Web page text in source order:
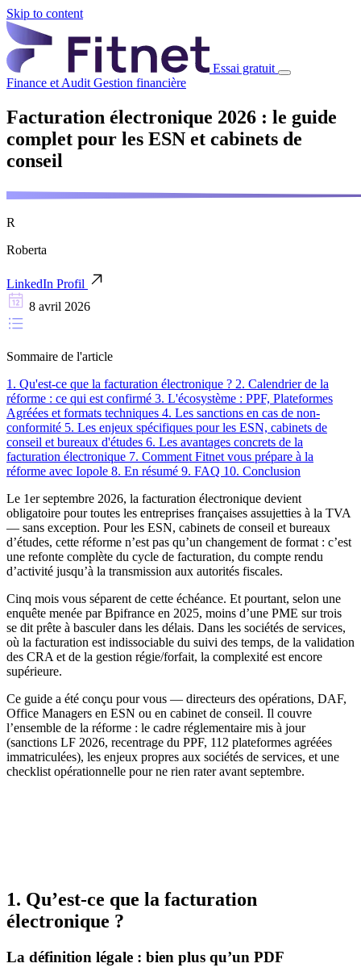
Skip to content
Essai gratuit
Finance et Audit Gestion financière
Facturation électronique 2026 : le guide
complet pour les ESN et cabinets de
conseil
R
Roberta
LinkedIn Profil
8 avril 2026
Sommaire de l'article
1. Qu'est-ce que la facturation électronique ? 2. Calendrier de la
réforme : ce qui est confirmé 3. L'écosystème : PPF, Plateformes
Agréées et formats techniques 4. Les sanctions en cas de non-
conformité 5. Les enjeux spécifiques pour les ESN, cabinets de
conseil et bureaux d'études 6. Les avantages concrets de la
facturation électronique 7. Comment Fitnet vous prépare à la
réforme avec Iopole 8. En résumé 9. FAQ 10. Conclusion
Le 1er septembre 2026, la facturation électronique devient
obligatoire pour toutes les entreprises françaises assujetties à la TVA
— sans exception. Pour les ESN, cabinets de conseil et bureaux
d’études, cette réforme n’est pas qu’un changement de format : c’est
une refonte complète du cycle de facturation, du compte rendu
d’activité jusqu’à la transmission aux autorités fiscales.
Cinq mois vous séparent de cette échéance. Et pourtant, selon une
enquête menée par Bpifrance en 2025, moins d’une PME sur trois
se dit prête à basculer dans les délais. Dans les sociétés de services,
où la facturation est indissociable du suivi des temps, de la validation
des CRA et de la gestion régie/forfait, la complexité est encore
supérieure.
Ce guide a été conçu pour vous — directeurs des opérations, DAF,
Office Managers en ESN ou en cabinet de conseil. Il couvre
l’ensemble de la réforme : le cadre réglementaire mis à jour
(sanctions LF 2026, recentrage du PPF, 112 plateformes agréées
immatriculées), les enjeux propres aux sociétés de services, et une
checklist opérationnelle pour ne rien rater avant septembre.
1. Qu’est-ce que la facturation
électronique ?
La définition légale : bien plus qu’un PDF